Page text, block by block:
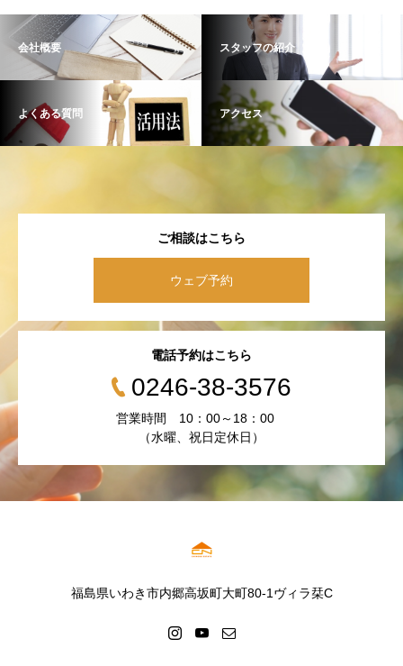
会社概要 スタッフの紹介
よくある質問 アクセス
ご相談はこちら
ウェブ予約
電話予約はこちら
0246-38-3576
営業時間 10：00～18：00
（水曜、祝日定休日）
福島県いわき市内郷高坂町大町80-1ヴィラ栞C